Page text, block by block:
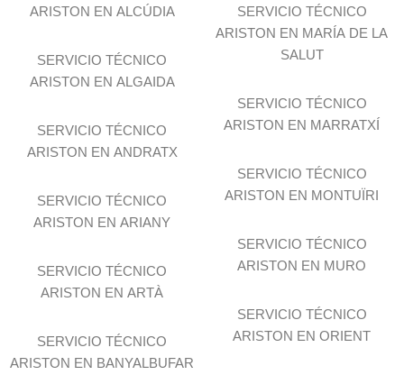
ARISTON EN ALCÚDIA
SERVICIO TÉCNICO
ARISTON EN ALGAIDA
SERVICIO TÉCNICO
ARISTON EN ANDRATX
SERVICIO TÉCNICO
ARISTON EN ARIANY
SERVICIO TÉCNICO
ARISTON EN ARTÀ
SERVICIO TÉCNICO
ARISTON EN BANYALBUFAR
SERVICIO TÉCNICO
ARISTON EN MARÍA DE LA
SALUT
SERVICIO TÉCNICO
ARISTON EN MARRATXÍ
SERVICIO TÉCNICO
ARISTON EN MONTUÏRI
SERVICIO TÉCNICO
ARISTON EN MURO
SERVICIO TÉCNICO
ARISTON EN ORIENT